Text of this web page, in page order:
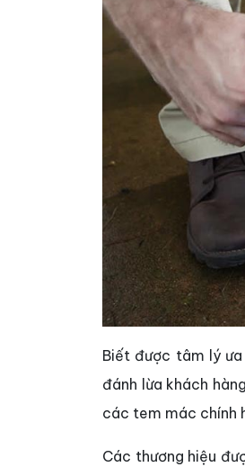
Biết được tâm lý
đánh lừa khách
các tem mác chính
Các thương hiệu